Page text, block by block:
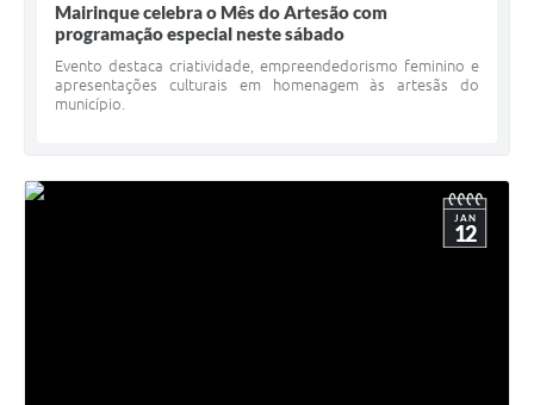
Mairinque celebra o Mês do Artesão com
programação especial neste sábado
Evento destaca criatividade, empreendedorismo feminino e
apresentações culturais em homenagem às artesãs do
município.
JAN
12